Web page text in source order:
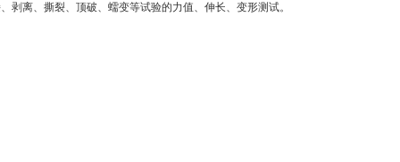
剥离、撕裂、顶破、蠕变等试验的力值、伸长、变形测试。